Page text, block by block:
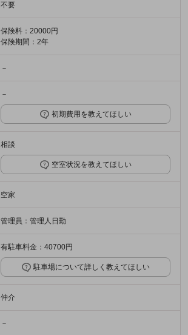
不要
保険料：20000円
保険期間：2年
－
－
初期費用を教えてほしい
相談
空室状況を教えてほしい
空家
管理員：管理人日勤
有駐車料金：40700円
駐車場について詳しく教えてほしい
仲介
－